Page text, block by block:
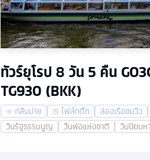
ทัวร์ยุโรป 8 วัน 5 คืน
TG930 (BKK)
กลับบ่าย ไฟล์ทดึก ล่องเรือชมวิว
วันรัฐธรรมนูญ
วันพ่อแห่งชาติ วันปิยมห